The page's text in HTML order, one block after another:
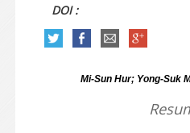
DOI :
Mi-Sun Hur; Yong-Suk